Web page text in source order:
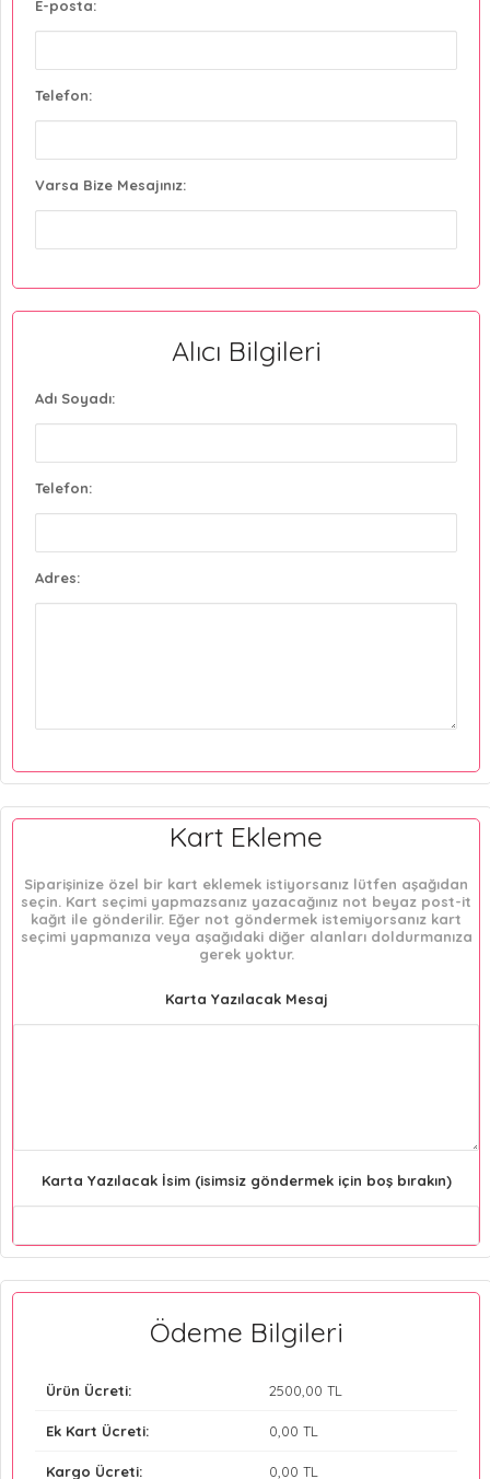
E-posta:
Telefon:
Varsa Bize Mesajınız:
Alıcı Bilgileri
Adı Soyadı:
Telefon:
Adres:
Kart Ekleme
Siparişinize özel bir kart eklemek istiyorsanız lütfen aşağıdan
seçin. Kart seçimi yapmazsanız yazacağınız not beyaz post-it
kağıt ile gönderilir. Eğer not göndermek istemiyorsanız kart
seçimi yapmanıza veya aşağıdaki diğer alanları doldurmanıza
gerek yoktur.
Karta Yazılacak Mesaj
Karta Yazılacak İsim (isimsiz göndermek için boş bırakın)
Ödeme Bilgileri
Ürün Ücreti: 2500 ,00 TL
Ek Kart Ücreti: 0 ,00 TL
Kargo Ücreti: 0 ,00 TL